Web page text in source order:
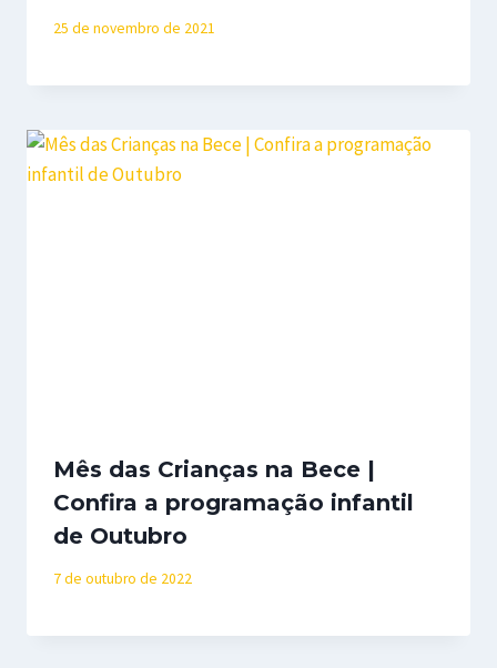
25 de novembro de 2021
Mês das Crianças na Bece |
Confira a programação infantil
de Outubro
7 de outubro de 2022